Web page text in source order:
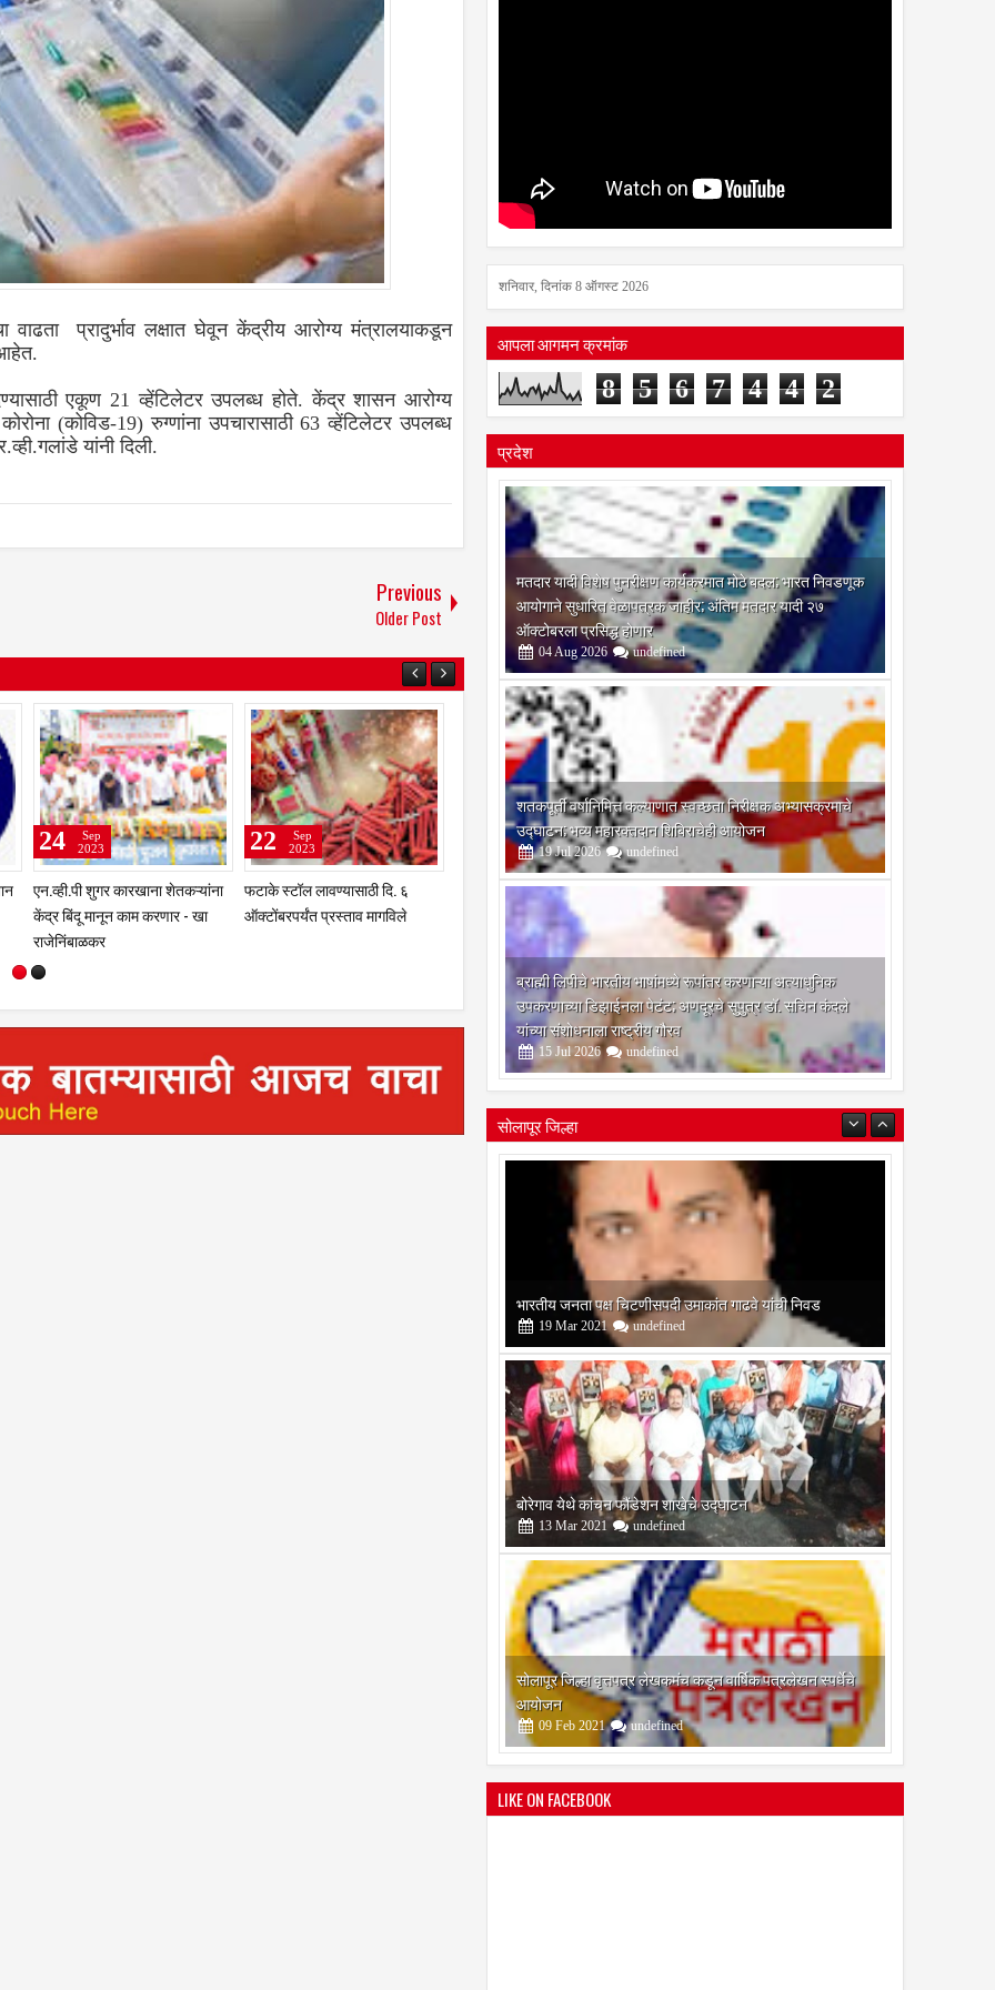
वाढता प्रादुर्भाव लक्षात घेवून केंद्रीय आरोग्य मंत्रालयाकडून
आहेत.
एकूण 21 व्हेंटिलेटर उपलब्ध होते. केंद्र शासन आरोग्य
(कोविड-19) रुग्णांना उपचारासाठी 63 व्हेंटिलेटर उपलब्ध
यांनी दिली.
Previous
Older Post
कोरोना : उस्मानाबाद जिल्ह्यात गुरुवार
दि. 13 मे रोजी 623 पॉजिटीव्ह; तर 8
जणांचा मृत्यू
13
May
2021
राष्ट्रवादी युवतीने पंतप्रधान मोदींना
पाठविला कांदा
20
Sep
2020
शनिवार, दिनांक 8 ऑगस्ट 2026
आपला आगमन क्रमांक
8 5 6 7 4 4 2
प्रदेश
मतदार यादी विशेष पुनरीक्षण कार्यक्रमात मोठे बदल; भारत निवडणूक
आयोगाने सुधारित वेळापत्रक जाहीर; अंतिम मतदार यादी २७
ऑक्टोबरला प्रसिद्ध होणार
04 Aug 2026 undefined
शतकपूर्ती वर्षानिमित्त कल्याणात स्वच्छता निरीक्षक अभ्यासक्रमाचे
उद्घाटन; भव्य महारक्तदान शिबिराचेही आयोजन
19 Jul 2026 undefined
ब्राह्मी लिपीचे भारतीय भाषांमध्ये रूपांतर करणाऱ्या अत्याधुनिक
उपकरणाच्या डिझाईनला पेटंट; अणदूरचे सुपुत्र डॉ. सचिन कंदले
यांच्या संशोधनाला राष्ट्रीय गौरव
15 Jul 2026 undefined
सोलापूर जिल्हा
बोरेगाव येथे कांचन फौंडेशन शाखेचे उद्घाटन
13 Mar 2021 undefined
सोलापूर जिल्हा वृत्तपत्र लेखकमंच कडून वार्षिक पत्रलेखन स्पर्धेचे
आयोजन
09 Feb 2021 undefined
श्री मल्लिकार्जुन प्रशालेकडून उमाकांत गाढवे यांचा सत्कार
25 Mar 2021 undefined
LIKE ON FACEBOOK